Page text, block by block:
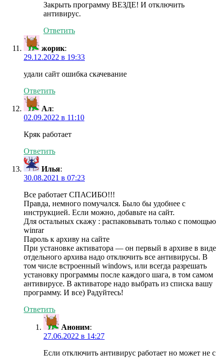
Закрыть программу ВЕЗДЕ! И отключить
антивирус.
Ответить
жорик:
29.12.2022 в 19:33
удали сайт ошибка скачевание
Ответить
Ал:
02.09.2022 в 11:10
Кряк работает
Ответить
Илья:
30.08.2021 в 07:23
Все работает СПАСИБО!!!
Правда, немного помучался. Было бы удобнее с
инструкцией. Если можно, добавьте на сайт.
Для остальных скажу : распаковывать только с помощью
winrar
Пароль к архиву на сайте
При установке активатора — он первый в архиве в виде
отдельного архива надо отключить все антивирусы. В
том числе встроенный windows, или всегда разрешать
установку программы после каждого шага, в том самом
антивирусе. В активаторе надо выбрать из списка вашу
программу. И все) Радуйтесь!
Ответить
Аноним:
27.06.2022 в 14:27
Если отключить антивирус работает но может не с